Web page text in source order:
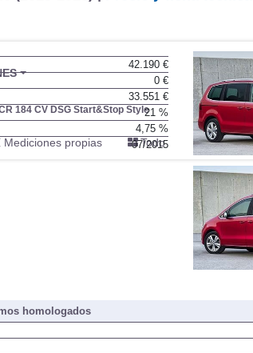
184 CV DSG Start&Stop Style
Mediciones propias Todo
42.190 €
0 €
33.551 €
21 %
4,75 %
07/2015
homologados